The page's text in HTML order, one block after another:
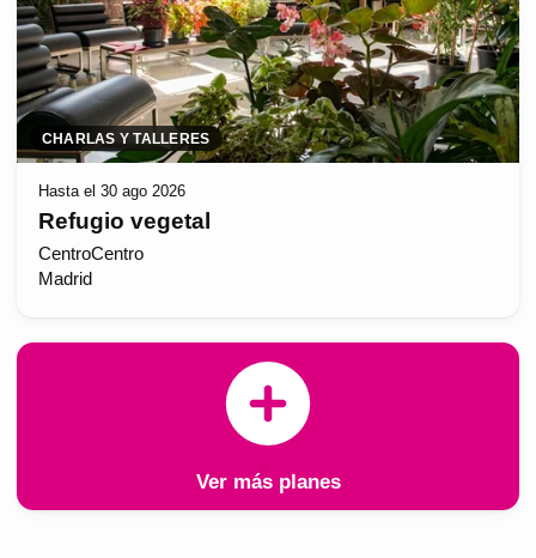
CHARLAS Y TALLERES
Hasta el 30 ago 2026
Refugio vegetal
CentroCentro
Madrid
Ver más planes